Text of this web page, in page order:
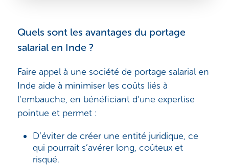
Quels sont les avantages du portage
salarial en Inde ?
Faire appel à une société de portage salarial en
Inde aide à minimiser les coûts liés à
l’embauche, en bénéficiant d’une expertise
pointue et permet :
D’éviter de créer une entité juridique, ce
qui pourrait s’avérer long, coûteux et
risqué.